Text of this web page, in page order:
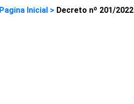
Pagina Inicial > Decreto nº 201/2022